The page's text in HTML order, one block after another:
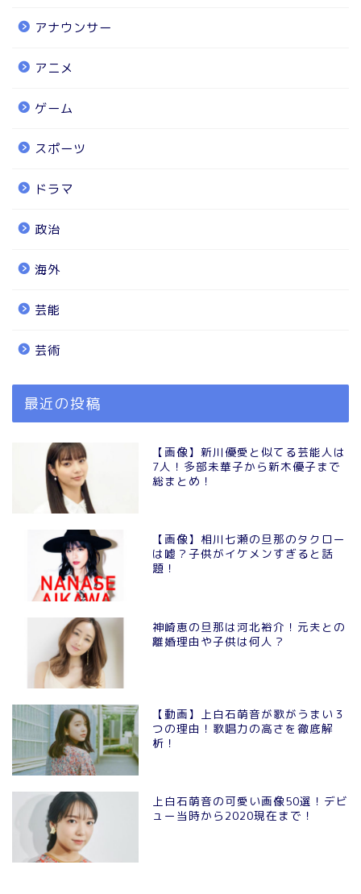
アナウンサー
アニメ
ゲーム
スポーツ
ドラマ
政治
海外
芸能
芸術
最近の投稿
【画像】新川優愛と似てる芸能人は
7人！多部未華子から新木優子まで
総まとめ！
【画像】相川七瀬の旦那のタクロー
は嘘？子供がイケメンすぎると話
題！
神崎恵の旦那は河北裕介！元夫との
離婚理由や子供は何人？
【動画】上白石萌音が歌がうまい３
つの理由！歌唱力の高さを徹底解
析！
上白石萌音の可愛い画像50選！デビ
ュー当時から2020現在まで！